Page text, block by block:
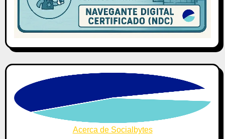
Acerca de Socialbytes